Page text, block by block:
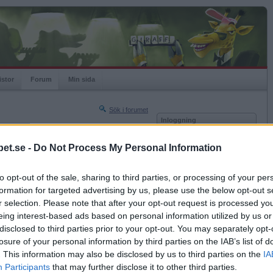
- Do Not Process My Personal Information
opt-out of the sale, sharing to third parties, or processing of your
for targeted advertising by us, please use the below opt-out
selection. Please note that after your opt-out request is processed
interest-based ads based on personal information utilized by us
to third parties prior to your opt-out. You may separately
of your personal information by third parties on the IAB’s list of
This information may also be disclosed by us to third parties on the
Participants that may further disclose it to other third parties.
Forum Min sida
Sök i forumet
Nästa sida »
2021-09-01 18:12
Inloggning
Kom ihåg mig
Glömt ditt lösenord?
Få ny aktiveringslänk
Betapet är gratis!